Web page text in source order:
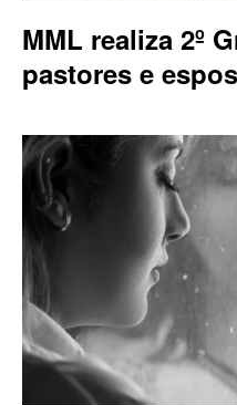
MML realiza 2º
pastores e